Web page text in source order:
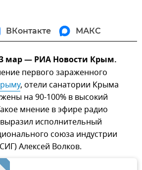
ВКонтакте МАКС
мар — РИА Новости Крым.
первого зараженного
, отели санатории Крыма
на 90-100% в высокий
мнение в эфире радио
исполнительный
союза индустрии
Алексей Волков.